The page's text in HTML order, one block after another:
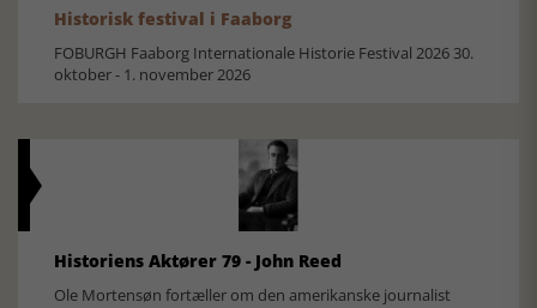
Historisk festival i Faaborg
FOBURGH Faaborg Internationale Historie Festival 2026 30.
oktober - 1. november 2026
Historiens Aktører 79 - John Reed
Ole Mortensøn fortæller om den amerikanske journalist